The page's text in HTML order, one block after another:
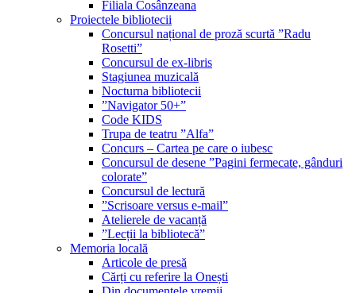
Filiala Cosânzeana
Proiectele bibliotecii
Concursul național de proză scurtă ”Radu
Rosetti”
Concursul de ex-libris
Stagiunea muzicală
Nocturna bibliotecii
”Navigator 50+”
Code KIDS
Trupa de teatru ”Alfa”
Concurs – Cartea pe care o iubesc
Concursul de desene ”Pagini fermecate, gânduri
colorate”
Concursul de lectură
”Scrisoare versus e-mail”
Atelierele de vacanță
”Lecții la bibliotecă”
Memoria locală
Articole de presă
Cărți cu referire la Onești